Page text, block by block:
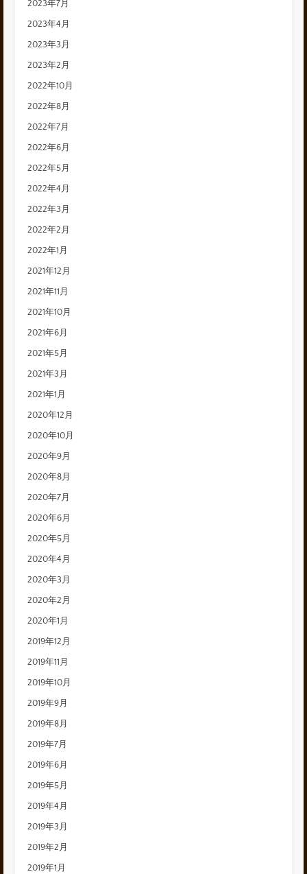
2023年7月
2023年4月
2023年3月
2023年2月
2022年10月
2022年8月
2022年7月
2022年6月
2022年5月
2022年4月
2022年3月
2022年2月
2022年1月
2021年12月
2021年11月
2021年10月
2021年6月
2021年5月
2021年3月
2021年1月
2020年12月
2020年10月
2020年9月
2020年8月
2020年7月
2020年6月
2020年5月
2020年4月
2020年3月
2020年2月
2020年1月
2019年12月
2019年11月
2019年10月
2019年9月
2019年8月
2019年7月
2019年6月
2019年5月
2019年4月
2019年3月
2019年2月
2019年1月